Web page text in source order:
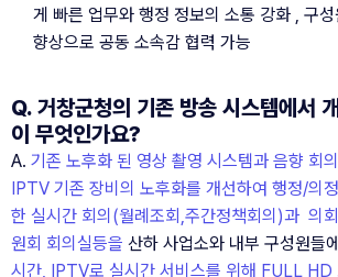
게 빠른 업무와 행정 정보의 소통 강화 , 구
향상으로 공동 소속감 협력 가능
Q. 거창군청의 기존 방송 시스템에서
이 무엇인가요?
A. 기존 노후화 된 영상 촬영 시스템과 음향 회
IPTV 기존 장비의 노후화를 개선하여 행정/의
한 실시간 회의(월례조회,주간정책회의)과  의
원회 회의실등을 산하 사업소와 내부 구성원들
시간, IPTV로 실시간 서비스를 위해 FULL HD